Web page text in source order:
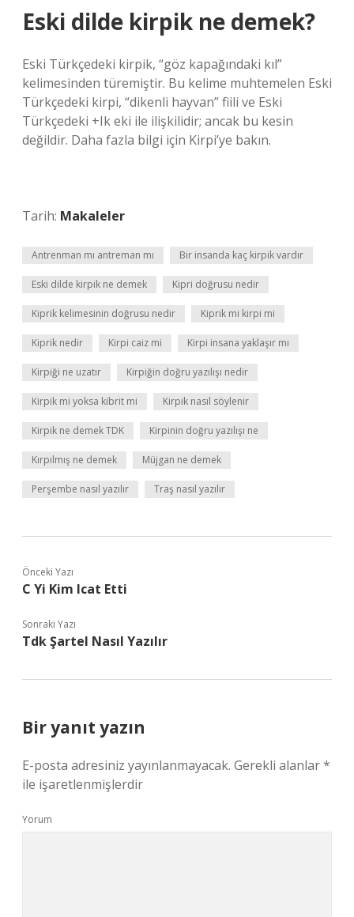
Eski dilde kirpik ne demek?
Eski Türkçedeki kirpik, “göz kapağındaki kıl”
kelimesinden türemiştir. Bu kelime muhtemelen Eski
Türkçedeki kirpi, “dikenli hayvan” fiili ve Eski
Türkçedeki +Ik eki ile ilişkilidir; ancak bu kesin
değildir. Daha fazla bilgi için Kirpi’ye bakın.
Tarih: Makaleler
Antrenman mı antreman mı Bir insanda kaç kirpik vardır
Eski dilde kirpik ne demek Kipri doğrusu nedir
Kiprik kelimesinin doğrusu nedir Kiprik mi kirpi mi
Kiprik nedir Kirpi caiz mi Kirpi insana yaklaşır mı
Kirpiği ne uzatır Kirpiğin doğru yazılışı nedir
Kirpik mi yoksa kibrit mi Kirpik nasıl söylenir
Kirpik ne demek TDK Kirpinin doğru yazılışı ne
Kırpılmış ne demek Müjgan ne demek
Perşembe nasıl yazılır Traş nasıl yazılır
Önceki Yazı
C Yi Kim Icat Etti
Sonraki Yazı
Tdk Şartel Nasıl Yazılır
Bir yanıt yazın
E-posta adresiniz yayınlanmayacak. Gerekli alanlar*
ile işaretlenmişlerdir
Yorum